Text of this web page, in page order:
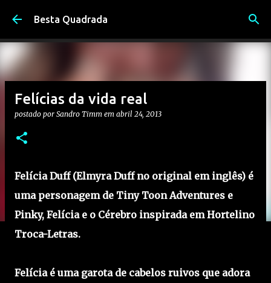
Pular para o conteúdo principal
Besta Quadrada
Felícias da vida real
postado por Sandro Timm em abril 24, 2013
Felícia Duff (Elmyra Duff no original em inglês) é
uma personagem de Tiny Toon Adventures e
Pinky, Felícia e o Cérebro inspirada em Hortelino
Troca-Letras.
Felícia é uma garota de cabelos ruivos que adora